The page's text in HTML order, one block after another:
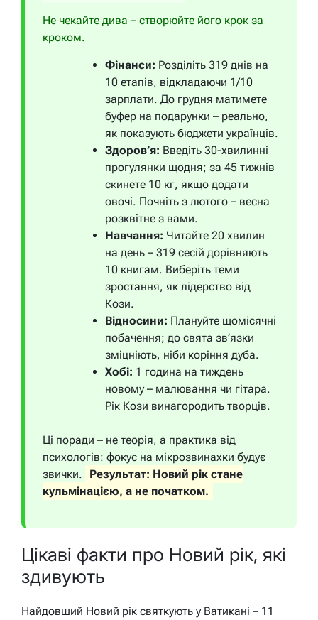
Не чекайте дива – створюйте його крок за
кроком.
Фінанси: Розділіть 319 днів на
10 етапів, відкладаючи 1/10
зарплати. До грудня матимете
буфер на подарунки – реально,
як показують бюджети українців.
Здоров’я: Введіть 30-хвилинні
прогулянки щодня; за 45 тижнів
скинете 10 кг, якщо додати
овочі. Почніть з лютого – весна
розквітне з вами.
Навчання: Читайте 20 хвилин
на день – 319 сесій дорівняють
10 книгам. Виберіть теми
зростання, як лідерство від
Кози.
Відносини: Плануйте щомісячні
побачення; до свята зв’язки
зміцніють, ніби коріння дуба.
Хобі: 1 година на тиждень
новому – малювання чи гітара.
Рік Кози винагородить творців.
Ці поради – не теорія, а практика від
психологів: фокус на мікрозвинахки будує
звички.
Результат: Новий рік стане
кульмінацією, а не початком.
Цікаві факти про Новий рік, які
здивують
Найдовший Новий рік святкують у Ватикані – 11